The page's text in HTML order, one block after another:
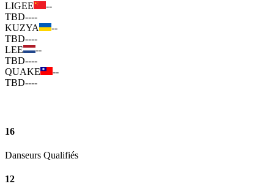
LIGEE
--
TBD----
KUZYA
--
TBD----
LEE
--
TBD----
QUAKE
--
TBD----
16
Danseurs Qualifiés
12